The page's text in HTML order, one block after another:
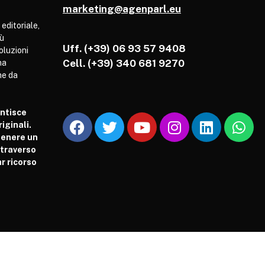
da
un
ricorso
marketing@agenparl.eu
Uff. (+39) 06 93 57 9408
Cell. (+39) 340 681 9270